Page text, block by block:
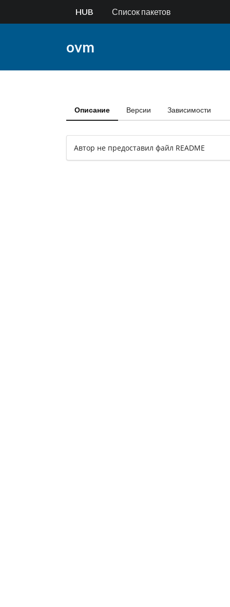
HUB Список пакетов
ovm
Описание Версии Зависимости
Автор не предоставил файл README